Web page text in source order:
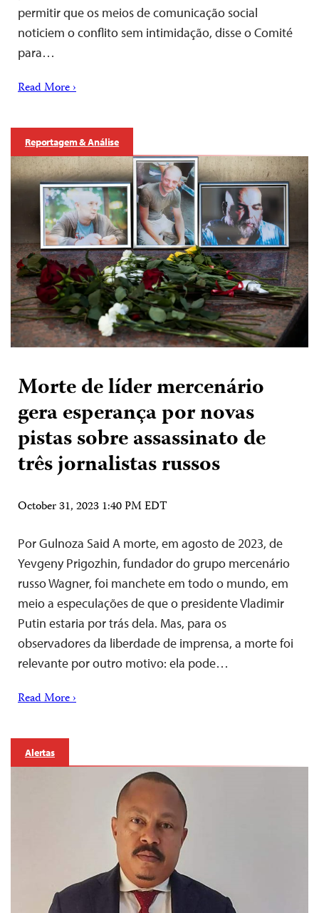
permitir que os meios de comunicação social
noticiem o conflito sem intimidação, disse o Comité
para…
Read More ›
Reportagem & Análise
Morte de líder mercenário
gera esperança por novas
pistas sobre assassinato de
três jornalistas russos
October 31, 2023 1:40 PM EDT
Por Gulnoza Said A morte, em agosto de 2023, de
Yevgeny Prigozhin, fundador do grupo mercenário
russo Wagner, foi manchete em todo o mundo, em
meio a especulações de que o presidente Vladimir
Putin estaria por trás dela. Mas, para os
observadores da liberdade de imprensa, a morte foi
relevante por outro motivo: ela pode…
Read More ›
Alertas